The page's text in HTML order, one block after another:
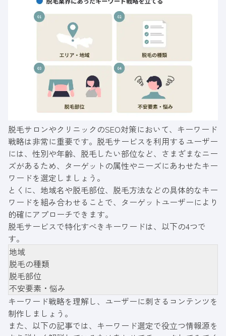
脱毛サロンやクリニックのSEO対策において、キーワード
戦略は非常に重要です。脱毛サービスを利用するユーザー
には、性別や年齢、脱毛したい部位など、さまざまなニー
ズがあるため、ターゲットの属性やニーズにあわせたキー
ワードを選定しましょう。
とくに、地域名や脱毛部位、脱毛方法などの具体的なキー
ワードを組み合わせることで、ターゲットユーザーにより
的確にアプローチできます。
脱毛サービスで特化すべきキーワードは、以下の4つで
す。
地域
脱毛の種類
脱毛部位
不安要素・悩み
キーワード戦略を理解し、ユーザーに刺さるコンテンツを
制作しましょう。
また、以下の記事では、キーワード選定で役立つ情報源を